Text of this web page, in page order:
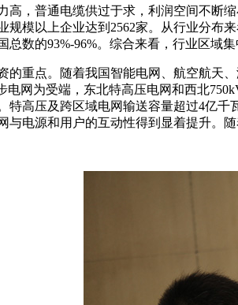
高，普通电缆供过于求，利润空间不断
规模以上企业达到2562家。从行业分布
总数的93%-96%。综合来看，行业区域集
的重点。随着我国智能电网、航空航天
电网为受端，东北特高压电网和西北
特高压及跨区域电网输送容量超过4亿
与电源和用户的互动性得到显着提升。